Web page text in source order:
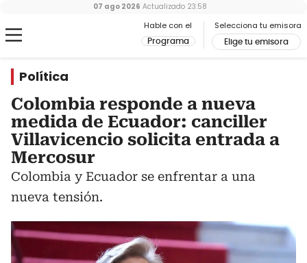
Hable con el
Programa
Selecciona tu emisora
Elige tu emisora
07 ago 2026 Actualizado 23:58
Política
Colombia responde a nueva
medida de Ecuador: canciller
Villavicencio solicita entrada a
Mercosur
Colombia y Ecuador se enfrentar a una
nueva tensión.